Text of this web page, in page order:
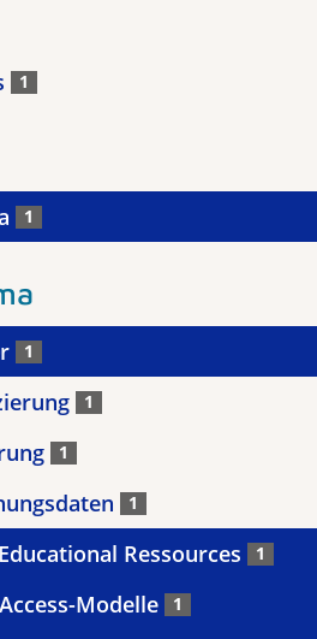
1
1
1
1
1
1
Ressources 1
Modelle 1